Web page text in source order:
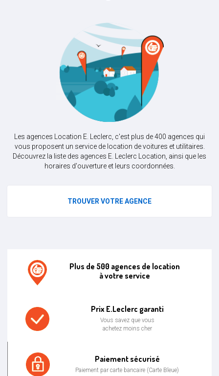
Les agences Location E. Leclerc, c'est plus de 400 agences qui
vous proposent un service de location de voitures et utilitaires.
Découvrez la liste des agences E. Leclerc Location, ainsi que les
horaires d'ouverture et leurs coordonnées.
TROUVER VOTRE AGENCE
Plus de 500 agences de location
à votre service
Prix E.Leclerc garanti
Vous savez que vous
achetez moins cher
Paiement sécurisé
Paiement par carte bancaire (Carte Bleue)